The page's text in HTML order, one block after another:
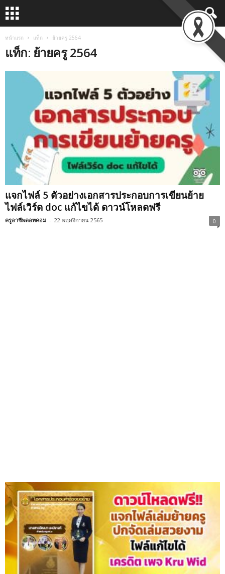
หน้าแรก แท็ก ย้ายครู 2564
แท็ก: ย้ายครู 2564
แจกไฟล์ 5 ตัวอย่างเอกสารประกอบการเขียนย้าย
ไฟล์เวิร์ด doc แก้ไขได้ ดาวน์โหลดฟรี
ครูอาชีพดอทคอม - 22 พฤศจิกายน 2565 0